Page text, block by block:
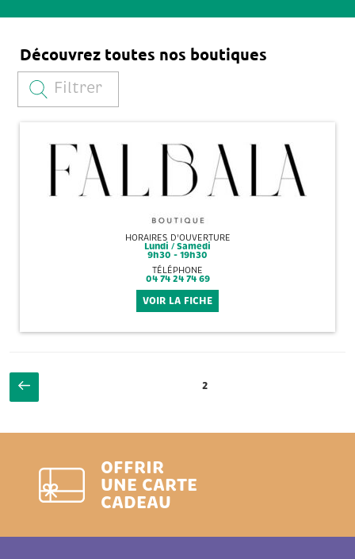
Découvrez toutes nos boutiques
Filtrer
HORAIRES D'OUVERTURE
Lundi / Samedi
9h30 - 19h30
TÉLÉPHONE
04 74 24 74 69
VOIR LA FICHE
Pagination
des Page
précédente
Page2
OFFRIR
UNE CARTE
CADEAU